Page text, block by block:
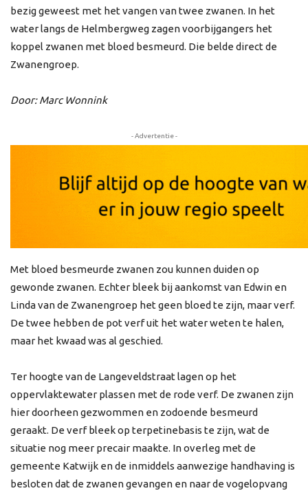
bezig geweest met het vangen van twee zwanen. In het
water langs de Helmbergweg zagen voorbijgangers het
koppel zwanen met bloed besmeurd. Die belde direct de
Zwanengroep.
Door: Marc Wonnink
- Advertentie -
Met bloed besmeurde zwanen zou kunnen duiden op
gewonde zwanen. Echter bleek bij aankomst van Edwin en
Linda van de Zwanengroep het geen bloed te zijn, maar verf.
De twee hebben de pot verf uit het water weten te halen,
maar het kwaad was al geschied.
Ter hoogte van de Langeveldstraat lagen op het
oppervlaktewater plassen met de rode verf. De zwanen zijn
hier doorheen gezwommen en zodoende besmeurd
geraakt. De verf bleek op terpetinebasis te zijn, wat de
situatie nog meer precair maakte. In overleg met de
gemeente Katwijk en de inmiddels aanwezige handhaving is
besloten dat de zwanen gevangen en naar de vogelopvang